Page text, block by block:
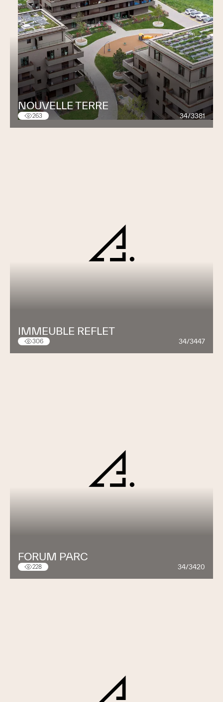
NOUVELLE TERRE
263 34/3381
IMMEUBLE REFLET
306 34/3447
FORUM PARC
228 34/3420